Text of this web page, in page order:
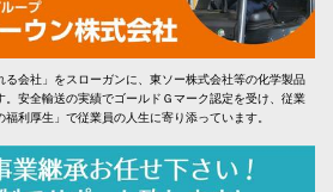
会社」をスローガンに、東ソー株式会社等の化学製品
。安全輸送の実績でゴールドＧマーク認定を受け、従業
利厚生」で従業員の人生に寄り添っています。